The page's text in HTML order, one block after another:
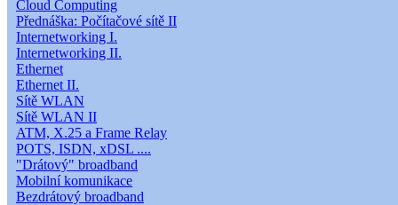
Cloud Computing
Přednáška: Počítačové sítě II
Internetworking I.
Internetworking II.
Ethernet
Ethernet II.
Sítě WLAN
Sítě WLAN II
ATM, X.25 a Frame Relay
POTS, ISDN, xDSL ....
"Drátový" broadband
Mobilní komunikace
Bezdrátový broadband